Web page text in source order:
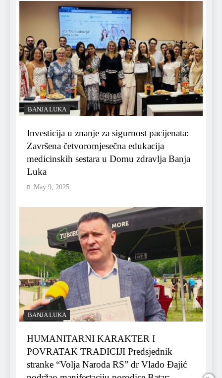
BANJA LUKA
Investicija u znanje za sigurnost pacijenata:
Završena četvoromjesečna edukacija
medicinskih sestara u Domu zdravlja Banja
Luka
May 9, 2025
BANJA LUKA
HUMANITARNI KARAKTER I
POVRATAK TRADICIJI Predsjednik
stranke “Volja Naroda RS” dr Vlado Đajić